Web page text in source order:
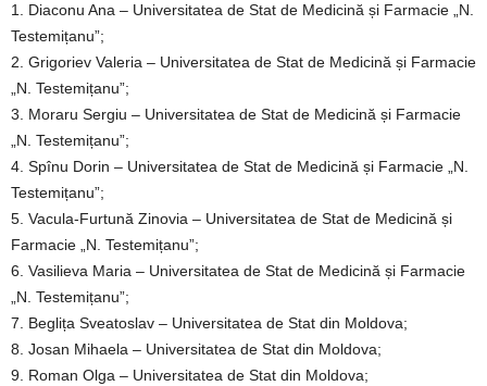
1. Diaconu Ana – Universitatea de Stat de Medicină și Farmacie „N.
Testemițanu”;
2. Grigoriev Valeria – Universitatea de Stat de Medicină și Farmacie
„N. Testemițanu”;
3. Moraru Sergiu – Universitatea de Stat de Medicină și Farmacie
„N. Testemițanu”;
4. Spînu Dorin – Universitatea de Stat de Medicină și Farmacie „N.
Testemițanu”;
5. Vacula-Furtună Zinovia – Universitatea de Stat de Medicină și
Farmacie „N. Testemițanu”;
6. Vasilieva Maria – Universitatea de Stat de Medicină și Farmacie
„N. Testemițanu”;
7. Beglița Sveatoslav – Universitatea de Stat din Moldova;
8. Josan Mihaela – Universitatea de Stat din Moldova;
9. Roman Olga – Universitatea de Stat din Moldova;